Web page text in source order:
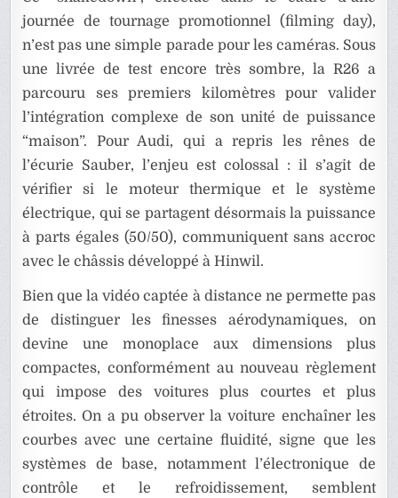
journée de tournage promotionnel (filming day),
n’est pas une simple parade pour les caméras. Sous
une livrée de test encore très sombre, la R26 a
parcouru ses premiers kilomètres pour valider
l’intégration complexe de son unité de puissance
“maison”. Pour Audi, qui a repris les rênes de
l’écurie Sauber, l’enjeu est colossal : il s’agit de
vérifier si le moteur thermique et le système
électrique, qui se partagent désormais la puissance
à parts égales (50/50), communiquent sans accroc
avec le châssis développé à Hinwil.
Bien que la vidéo captée à distance ne permette pas
de distinguer les finesses aérodynamiques, on
devine une monoplace aux dimensions plus
compactes, conformément au nouveau règlement
qui impose des voitures plus courtes et plus
étroites. On a pu observer la voiture enchaîner les
courbes avec une certaine fluidité, signe que les
systèmes de base, notamment l’électronique de
contrôle et le refroidissement, semblent